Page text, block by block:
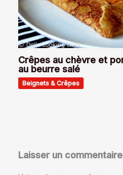
Crêpes au chèvre et
au beurre salé
Beignets & Crêpes
Laisser un commentaire